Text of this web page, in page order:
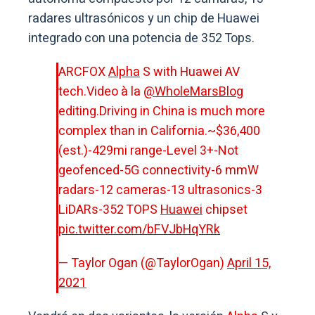
radares ultrasónicos y un chip de Huawei
integrado con una potencia de 352 Tops.
ARCFOXAlphaS with Huawei AV
tech.Video à la @WholeMarsBlog
editing.Driving in China is much more
complex than in California.~$36,400
(est.)-429mi range-Level 3+-Not
geofenced-5G connectivity-6 mmW
radars-12 cameras-13 ultrasonics-3
LiDARs-352 TOPSHuaweichipset
pic.twitter.com/bFVJbHqYRk
— Taylor Ogan (@TaylorOgan)April 15,
2021